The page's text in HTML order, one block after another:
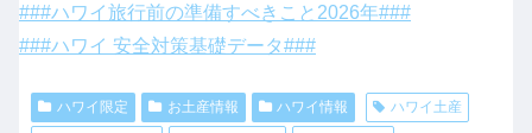
###ハワイ旅行前の準備すべきこと2026年###
###ハワイ 安全対策基礎データ###
ハワイ限定 お土産情報 ハワイ情報
ハワイ土産